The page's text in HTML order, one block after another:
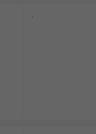
-